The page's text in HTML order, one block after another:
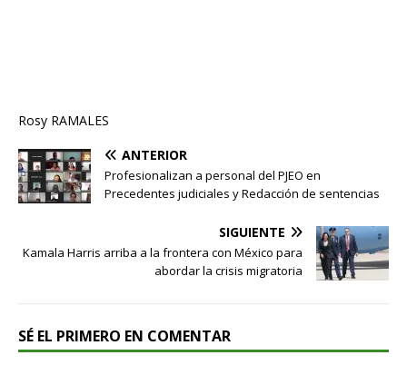
Rosy RAMALES
ANTERIOR
Profesionalizan a personal del PJEO en
Precedentes judiciales y Redacción de sentencias
SIGUIENTE
Kamala Harris arriba a la frontera con México para
abordar la crisis migratoria
SÉ EL PRIMERO EN COMENTAR